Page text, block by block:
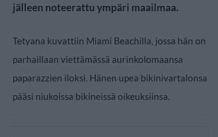
jälleen noteerattu ympäri maailmaa.
Tetyana kuvattiin Miami Beachilla, jossa hän on
parhaillaan viettämässä aurinkolomaansa
paparazzien iloksi. Hänen upea bikinivartalonsa
pääsi niukoissa bikineissä oikeuksiinsa.